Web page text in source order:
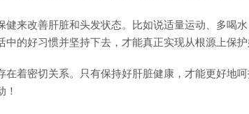
健来改善肝脏和头发状态。比如说适量运动、多喝
中的好习惯并坚持下去，才能真正实现从根源上保护
在着密切关系。只有保持好肝脏健康，才能更好地
！